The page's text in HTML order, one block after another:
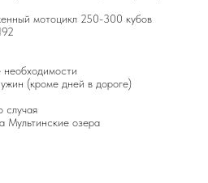
мотоцикл 250-300 кубов
необходимости
(кроме дней в дороге)
случая
Мультинские озера